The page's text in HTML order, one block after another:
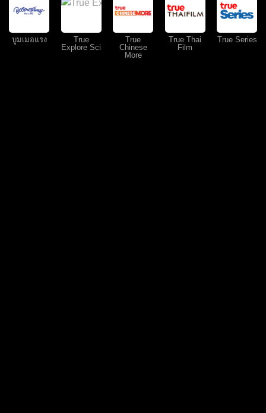
บูมเมอแรง
True
Explore Sci
True
Chinese
More
True Thai
Film
True Series